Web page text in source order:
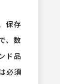
保存
、数
ド品
必須